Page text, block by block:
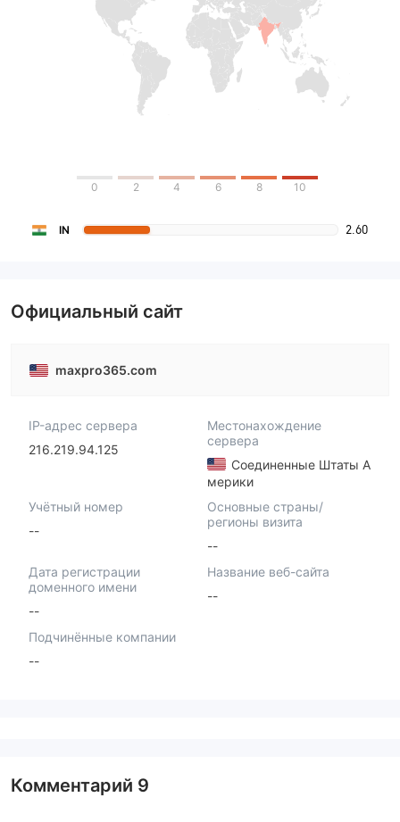
0 2 4 6 8 10
IN 2.60
Официальный сайт
maxpro365.com
IP-адрес сервера
216.219.94.125
Местонахождение
сервера
Соединенные Штаты А
мерики
Учётный номер
--
Основные страны/
регионы визита
--
Дата регистрации
доменного имени
--
Название веб-сайта
--
Подчинённые компании
--
Комментарий 9